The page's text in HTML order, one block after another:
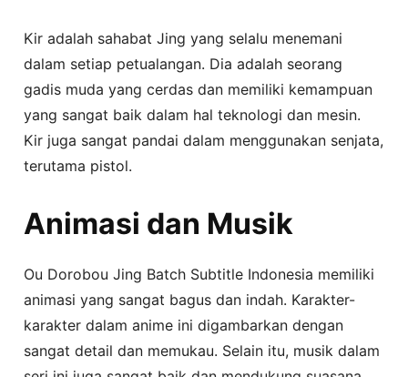
Kir adalah sahabat Jing yang selalu menemani
dalam setiap petualangan. Dia adalah seorang
gadis muda yang cerdas dan memiliki kemampuan
yang sangat baik dalam hal teknologi dan mesin.
Kir juga sangat pandai dalam menggunakan senjata,
terutama pistol.
Animasi dan Musik
Ou Dorobou Jing Batch Subtitle Indonesia memiliki
animasi yang sangat bagus dan indah. Karakter-
karakter dalam anime ini digambarkan dengan
sangat detail dan memukau. Selain itu, musik dalam